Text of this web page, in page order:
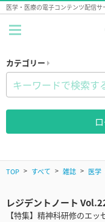
医学・医療の電子コンテンツ配信サ
カテゴリー
TOP すべて 雑誌 医学
レジデントノート
【特集】精神科研修のエ